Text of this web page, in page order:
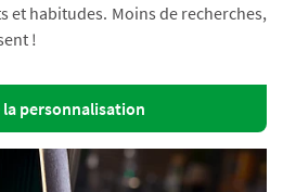
et habitudes. Moins de recherches,
!
la personnalisation